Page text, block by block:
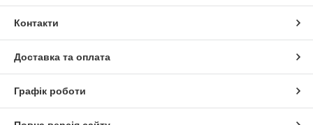
Контакти
Доставка та оплата
Графік роботи